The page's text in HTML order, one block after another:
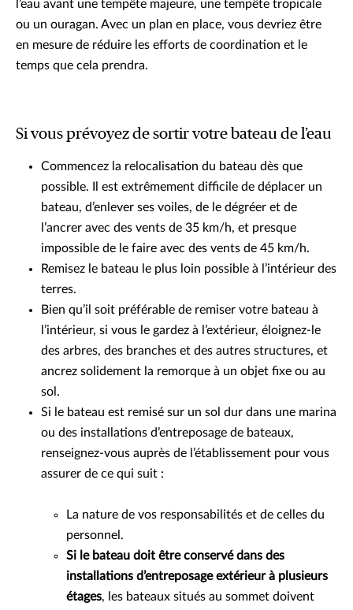
l’eau avant une tempête majeure, une tempête tropicale
ou un ouragan. Avec un plan en place, vous devriez être
en mesure de réduire les efforts de coordination et le
temps que cela prendra.
Si vous prévoyez de sortir votre bateau de l’eau
Commencez la relocalisation du bateau dès que
possible. Il est extrêmement difficile de déplacer un
bateau, d’enlever ses voiles, de le dégréer et de
l’ancrer avec des vents de 35 km/h, et presque
impossible de le faire avec des vents de 45 km/h.
Remisez le bateau le plus loin possible à l’intérieur des
terres.
Bien qu’il soit préférable de remiser votre bateau à
l’intérieur, si vous le gardez à l’extérieur, éloignez-le
des arbres, des branches et des autres structures, et
ancrez solidement la remorque à un objet fixe ou au
sol.
Si le bateau est remisé sur un sol dur dans une marina
ou des installations d’entreposage de bateaux,
renseignez-vous auprès de l’établissement pour vous
assurer de ce qui suit :
La nature de vos responsabilités et de celles du
personnel.
Si le bateau doit être conservé dans des
installations d’entreposage extérieur à plusieurs
étages, les bateaux situés au sommet doivent